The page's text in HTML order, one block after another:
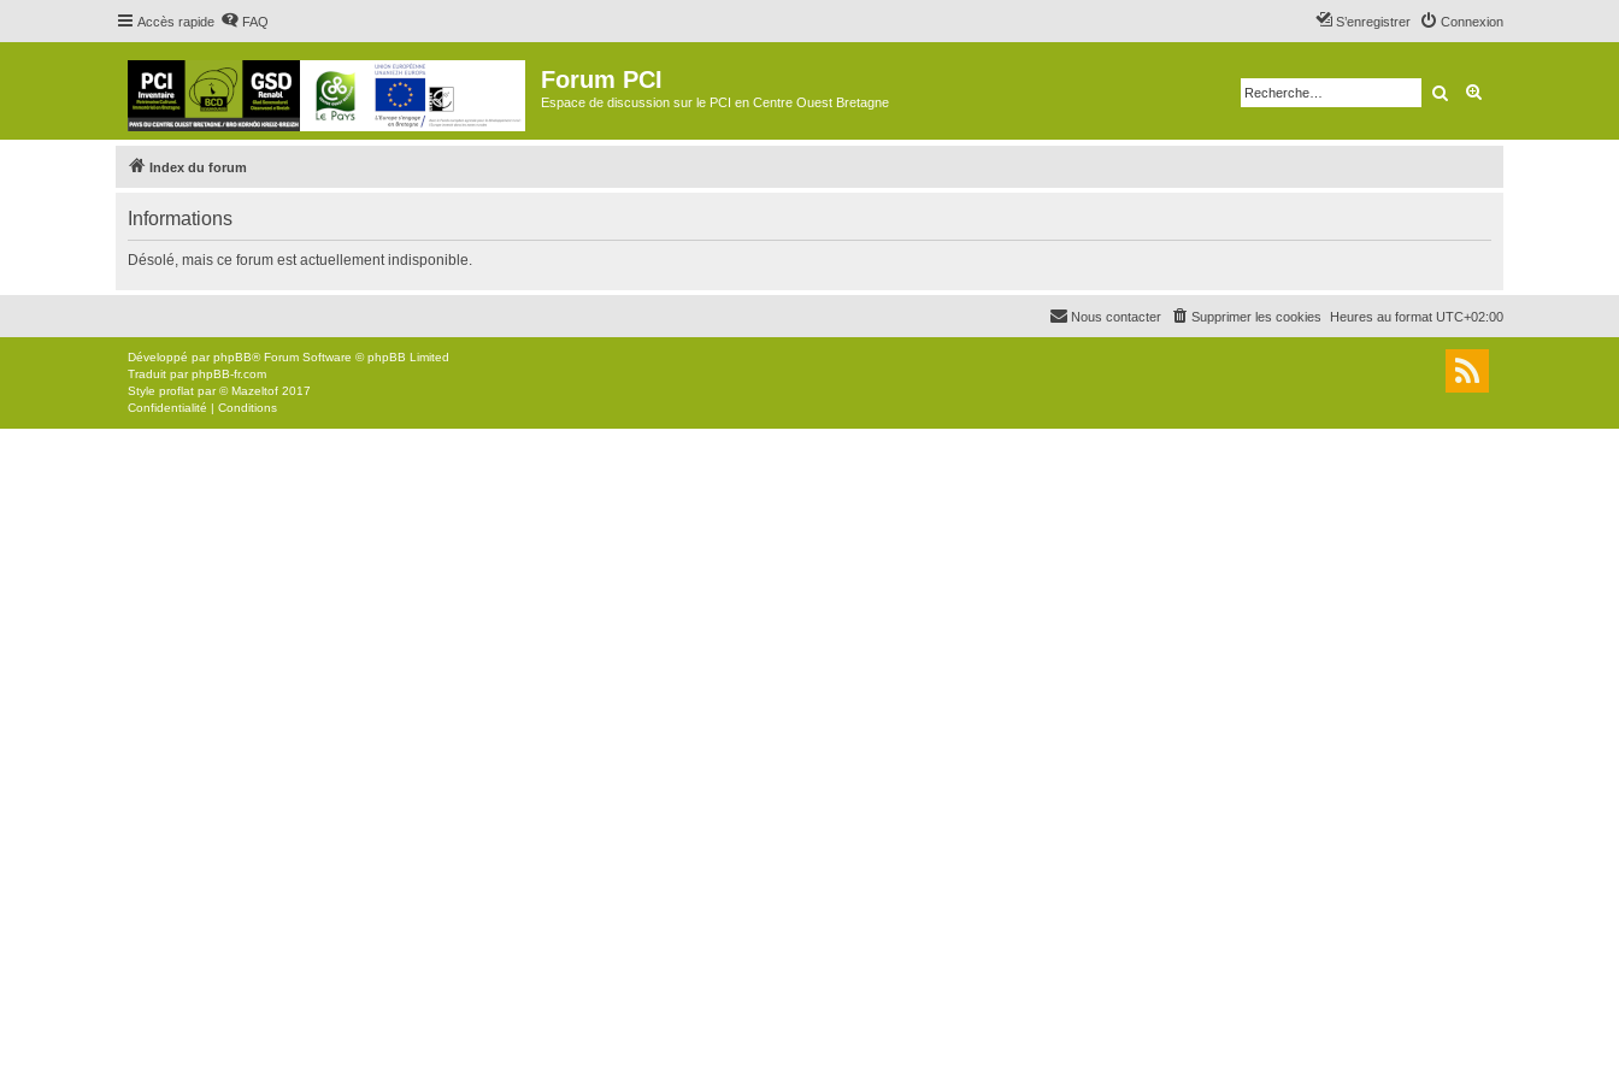
Accès rapide FAQ Connexion
S’enregistrer
Forum PCI
Espace de discussion sur le PCI en Centre Ouest Bretagne Rechercher
Index du forum
Informations
Désolé, mais ce forum est actuellement indisponible.
Heures au format UTC+02:00
Supprimer les cookies
Nous contacter
Développé parphpBB® Forum Software © phpBB Limited
Traduit parphpBB-fr.com
Style proflat par ©Mazeltof 2017
Confidentialité | Conditions